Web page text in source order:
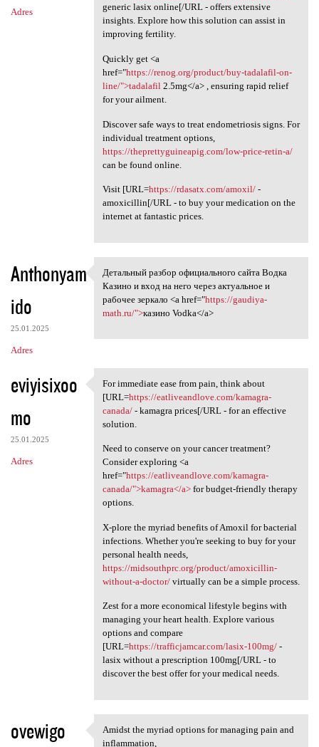
Adres
generic lasix online[/URL - offers extensive
insights. Explore how this solution can assist in
improving fertility.
Quickly get <a
href="https://renog.org/product/buy-tadalafil-on-
line/">tadalafil2.5mg</a> , ensuring rapid relief
for your ailment.
Discover safe ways to treat endometriosis signs. For
individual treatment options,
https://theprettyguineapig.com/low-price-retin-a/
can be found online.
Visit [URL=https://rdasatx.com/amoxil/-
amoxicillin[/URL - to buy your medication on the
internet at fantastic prices.
Anthonyam
ido
25.01.2025
Adres
Детальный разбор официального
Детальный разбор официального сайта Водка
Казино и вход на него через актуальное и
рабочее зеркало <a href="https://gaudiya-
math.ru/">казино Vodka</a>
eviyisixoo
mo
25.01.2025
Adres
For immediate ease from pain,
For immediate ease from pain, think about
[URL=https://eatliveandlove.com/kamagra-
canada/- kamagra prices[/URL - for an effective
solution.
Need to conserve on your cancer treatment?
Consider exploring <a
href="https://eatliveandlove.com/kamagra-
canada/">kamagra</a>for budget-friendly therapy
options.
X-plore the myriad benefits of Amoxil for bacterial
infections. Whether you're seeking to buy for your
personal health needs,
https://midsouthprc.org/product/amoxicillin-
without-a-doctor/virtually can be a simple process.
Zest for a more economical lifestyle begins with
managing your heart health. Explore various
options and compare
[URL=https://trafficjamcar.com/lasix-100mg/-
lasix without a prescription 100mg[/URL - to
discover the best offer for your medical needs.
ovewigo Amidst the myriad options for
Amidst the myriad options for managing pain and
inflammation,